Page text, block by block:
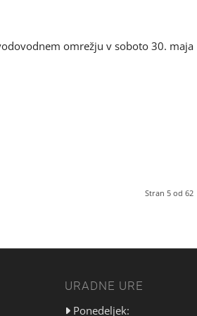
omrežju v soboto 30. maja
Stran 5 od 62
URADNE URE
Ponedeljek: